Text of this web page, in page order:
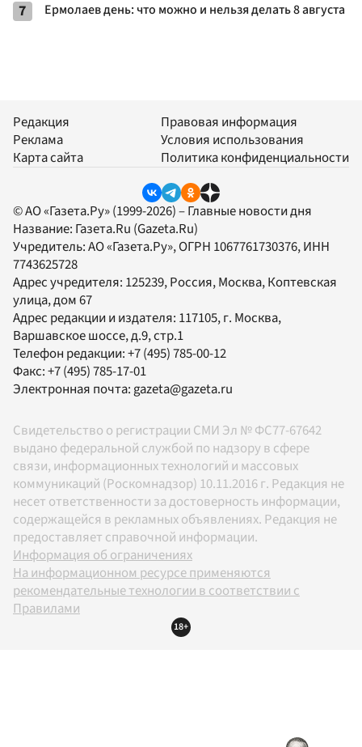
7 Ермолаев день: что можно и нельзя делать 8 августа
Редакция
Реклама
Карта сайта
Правовая информация
Условия использования
Политика конфиденциальности
© АО «Газета.Ру» (1999-2026) – Главные новости дня
Название: Газета.Ru (Gazeta.Ru)
Учредитель:АО «Газета.Ру», ОГРН 1067761730376, ИНН
7743625728
Адрес учредителя: 125239, Россия, Москва, Коптевская
улица, дом 67
Адрес редакции и издателя: 117105, г. Москва,
Варшавское шоссе, д.9, стр.1
Телефон редакции:+7 (495) 785-00-12
Факс:+7 (495) 785-17-01
Электронная почта:gazeta@gazeta.ru
Свидетельство о регистрации СМИ Эл № ФС77-67642
выдано федеральной службой по надзору в сфере
связи, информационных технологий и массовых
коммуникаций (Роскомнадзор) 10.11.2016 г. Редакция не
несет ответственности за достоверность информации,
содержащейся в рекламных объявлениях. Редакция не
предоставляет справочной информации.
Информация об ограничениях
На информационном ресурсе применяются
рекомендательные технологии в соответствии с
Правилами
18+